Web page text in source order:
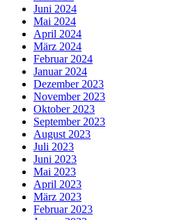
Juni 2024
Mai 2024
April 2024
März 2024
Februar 2024
Januar 2024
Dezember 2023
November 2023
Oktober 2023
September 2023
August 2023
Juli 2023
Juni 2023
Mai 2023
April 2023
März 2023
Februar 2023